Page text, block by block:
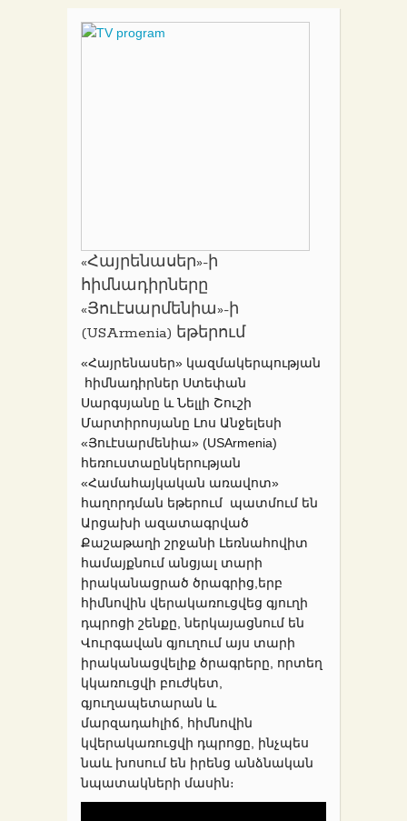
«Հայրենասեր»-ի
հիմնադիրները
«Յուէսարմենիա»-ի
(USArmenia) եթերում
«Հայրենասեր» կազմակերպության
հիմնադիրներ Ստեփան
Սարգսյանը և Նելլի Շուշի
Մարտիրոսյանը Լոս Անջելեսի
«Յուէսարմենիա» (USArmenia)
հեռուստաընկերության
«Համահայկական առավոտ»
հաղորդման եթերում պատմում են
Արցախի ազատագրված
Քաշաթաղի շրջանի Լեռնահովիտ
համայքնում անցյալ տարի
իրականացրած ծրագրից,երբ
հիմնովին վերակառուցվեց գյուղի
դպրոցի շենքը, ներկայացնում են
Վուրգավան գյուղում այս տարի
իրականացվելիք ծրագրերը, որտեղ
կկառուցվի բուժկետ,
գյուղապետարան և
մարզադահլիճ, հիմնովին
կվերակառուցվի դպրոցը, ինչպես
նաև խոսում են իրենց անձնական
նպատակների մասին։